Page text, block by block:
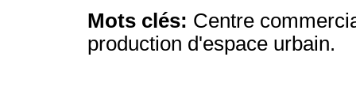
Mots clés: Centre
production d'espace urbain.